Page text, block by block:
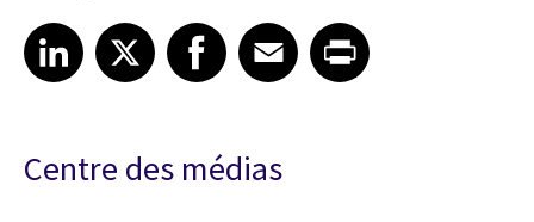
Share article on LinkedIn
LinkedIn
Share article on XShare article on Facebook
Facebook
Share article on Email
EmailShare article on Print
Centre des médias